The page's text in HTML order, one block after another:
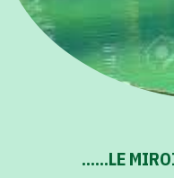
......LE